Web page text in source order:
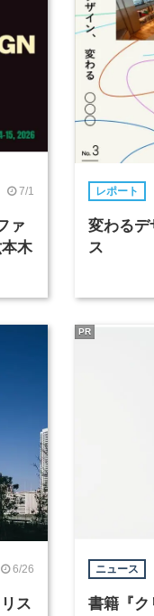
7/1
ァ
木
レポート
変わるデ
ス
6/26
ス
ニュース
書籍『
PR